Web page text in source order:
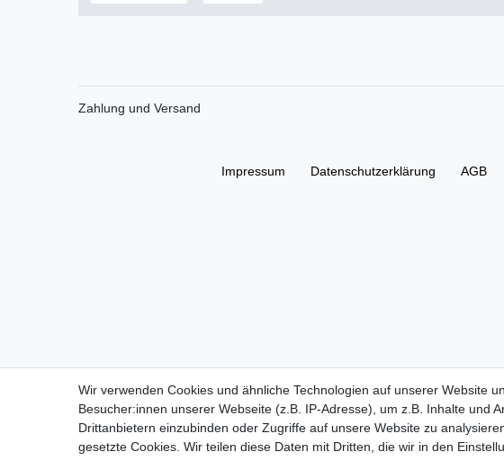
Zahlung und Versand
Impressum Daten­schutz­erklärung AGB
Wir verwenden Cookies und ähnliche Technologien auf unserer Website
Besucher:innen unserer Webseite (z.B. IP-Adresse), um z.B. Inhalte und
Drittanbietern einzubinden oder Zugriffe auf unsere Website zu
gesetzte Cookies. Wir teilen diese Daten mit Dritten, die wir in den